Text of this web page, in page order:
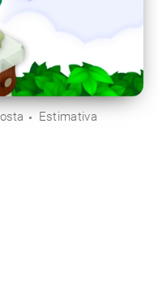
Estimativa